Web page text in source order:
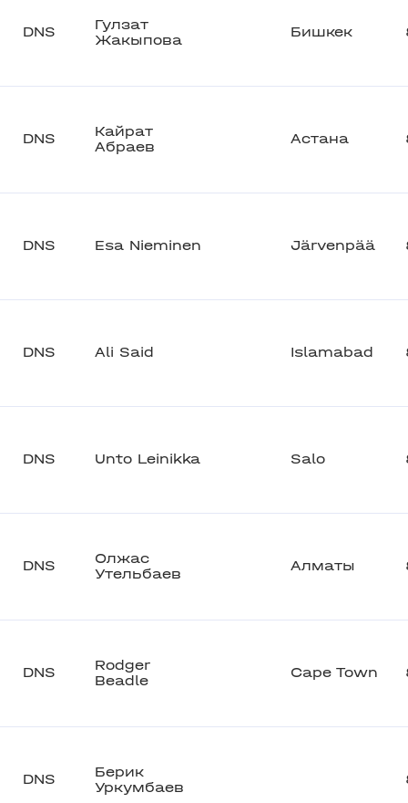
DNS
Гулзат
Жакыпова
Бишкек
DNS
Кайрат
Абраев
Астана
DNS Esa Nieminen Järvenpää
DNS Ali Said Islamabad
DNS Unto Leinikka Salo
DNS
Олжас
Утельбаев
Алматы
DNS
Rodger
Beadle
Cape Town
DNS
Берик
Уркумбаев